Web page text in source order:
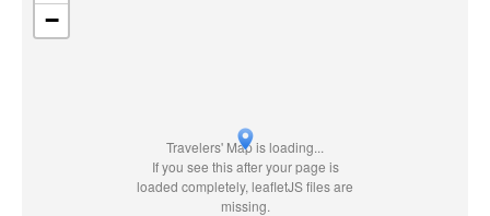
Travelers' Map is loading...
If you see this after your page is
loaded completely, leafletJS files are
missing.
−